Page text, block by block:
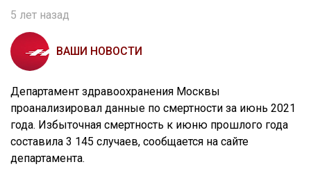
5 лет назад
ВАШИ НОВОСТИ
Департамент здравоохранения Москвы
проанализировал данные по смертности за июнь 2021
года. Избыточная смертность к июню прошлого года
составила 3 145 случаев, сообщается на сайте
департамента.